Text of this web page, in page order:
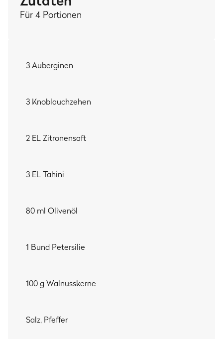
MEIN TIPP:
hammer!
Für 4 Portionen
3 Auberginen
3 Knoblauchzehen
2 EL Zitronensaft
3 EL Tahini
80 ml Olivenöl
1 Bund Petersilie
100 g Walnusskerne
Salz, Pfeffer